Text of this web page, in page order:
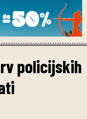
policijskih